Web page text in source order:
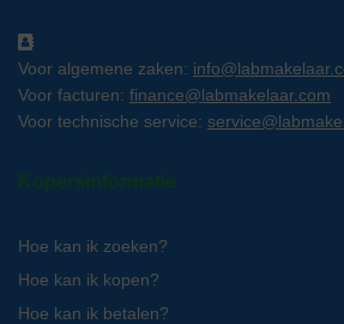
Voor algemene zaken:
Voor facturen: finance@labmakelaar.com
Voor technische service:
Kopersinformatie
Hoe kan ik zoeken?
Hoe kan ik kopen?
Hoe kan ik betalen?